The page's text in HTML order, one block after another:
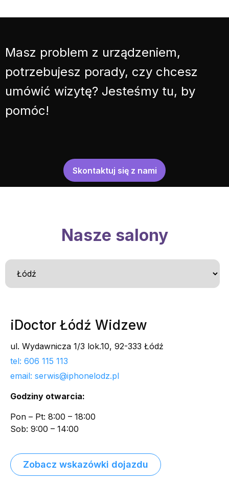
Masz problem z urządzeniem,
potrzebujesz porady, czy chcesz
umówić wizytę? Jesteśmy tu, by
pomóc!
Skontaktuj się z nami
Nasze salony
iDoctor Łódź Widzew
ul. Wydawnicza 1/3 lok.10, 92-333 Łódź
tel: 606 115 113
email: serwis@iphonelodz.pl
Godziny otwarcia:
Pon – Pt: 8:00 – 18:00
Sob: 9:00 – 14:00
Zobacz wskazówki dojazdu